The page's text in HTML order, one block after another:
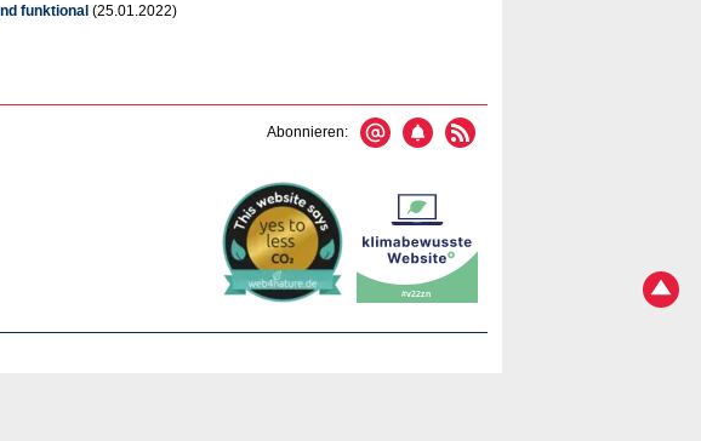
funktional (25.01.2022)
Abonnieren: